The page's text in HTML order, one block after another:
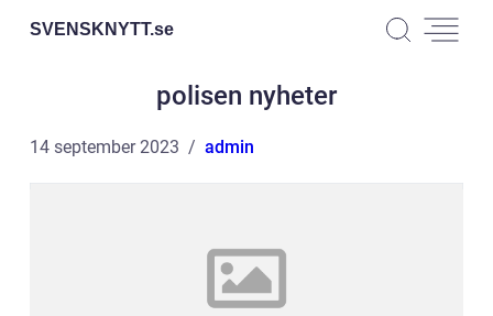
SVENSKNYTT.se
polisen nyheter
14 september 2023 admin